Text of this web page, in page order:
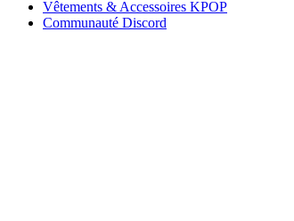
Vêtements & Accessoires KPOP
Communauté Discord